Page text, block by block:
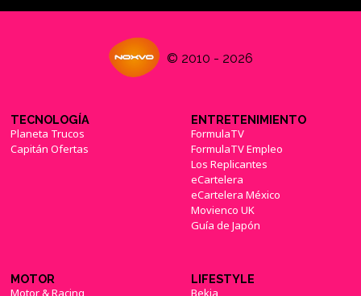
© 2010 - 2026
TECNOLOGÍA
Planeta Trucos
Capitán Ofertas
ENTRETENIMIENTO
FormulaTV
FormulaTV Empleo
Los Replicantes
eCartelera
eCartelera México
Movienco UK
Guía de Japón
MOTOR
Motor & Racing
LIFESTYLE
Bekia